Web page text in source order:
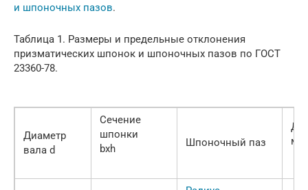
и шпоночных пазов.
Таблица 1. Размеры и предельные отклонения
призматических шпонок и шпоночных пазов по ГОСТ
23360-78.
Диаметр
вала d
Сечение
шпонки
bхh
Шпоночный паз
мм